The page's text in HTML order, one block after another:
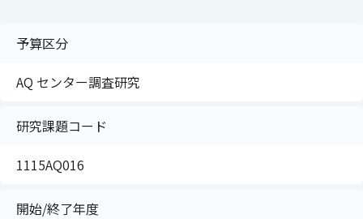
予算区分
AQ センター調査研究
研究課題コード
1115AQ016
開始/終了年度